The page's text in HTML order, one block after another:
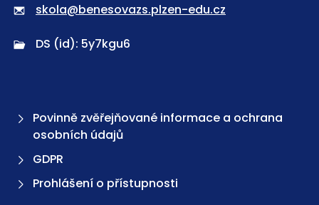
skola@benesovazs.plzen-edu.cz
DS (id): 5y7kgu6
Povinně zvěřejňované informace a ochrana
osobních údajů
GDPR
Prohlášení o přístupnosti